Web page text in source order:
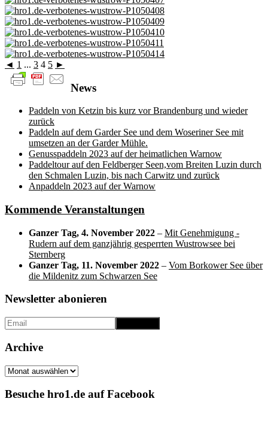
◄ 1 ... 3 4 5 ►
News
Paddeln von Ketzin bis kurz vor Brandenburg und wieder
zurück
Paddeln auf dem Garder See und dem Woseriner See mit
umsetzen an der Garder Mühle.
Genusspaddeln 2023 auf der heimatlichen Warnow
Paddeltour auf den Feldberger Seen,vom Breiten Luzin durch
den Schmalen Luzin, bis nach Carwitz und zurück
Anpaddeln 2023 auf der Warnow
Kommende Veranstaltungen
Ganzer Tag, 4. November 2022 – Mit Genehmigung -
Rudern auf dem ganzjährig gesperrten Wustrowsee bei
Sternberg
Ganzer Tag, 11. November 2022 – Vom Borkower See über
die Mildenitz zum Schwarzen See
Newsletter abonieren
Archive
Archive
Besuche hro1.de auf Facebook